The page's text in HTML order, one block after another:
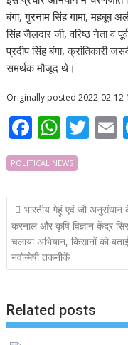
बंगा, गुरनाम सिंह गामा, महबूब
सिंह जैलदार जी, वरिष्ठ नेता व
प्रदीप सिंह बंगा, क्रांतिकारी
समर्थक मौजूद थे।
Originally posted 2022-02-12
F
ac
e
b
o
o
k
W
h
at
s
A
p
p
T
itt
er l
POLITICAL NEWS
Post
navigation
भारतीय गेहूं एवं जौ अनुसंधान
करनाल और कृषि विज्ञान केंद्र
चलाया अभियान, किसानों को
नवोन्मेषी तकनीकें
Related posts